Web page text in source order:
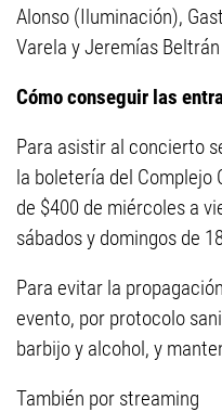
Alonso (Iluminación),
Varela y Jeremías
Cómo conseguir las
Para asistir al concierto
la boletería del
de $400 de miércoles a
sábados y domingos de
Para evitar la
evento, por protocolo
barbijo y alcohol, y
También por streaming